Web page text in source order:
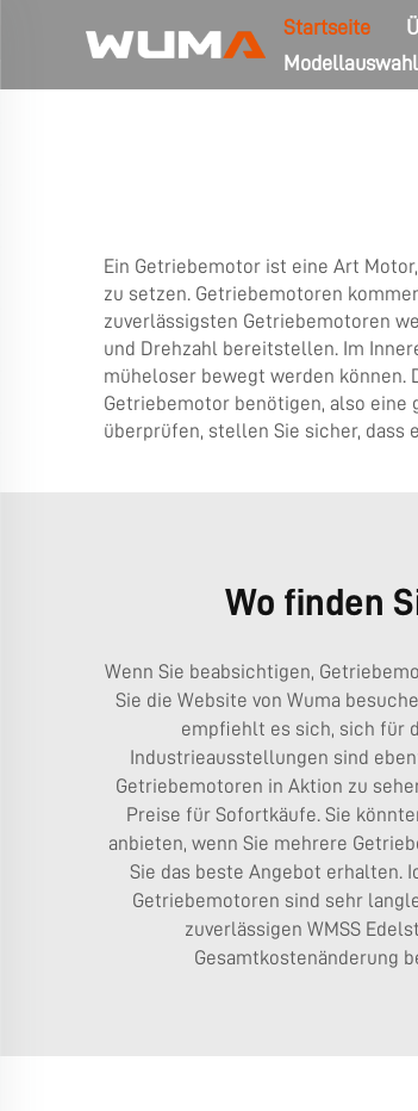
Startseite
Modellauswahl
Ein Getriebemotor ist eine Art
zu setzen. Getriebemotoren
zuverlässigsten Getriebemotoren
und Drehzahl bereitstellen. Im
müheloser bewegt werden können.
Getriebemotor benötigen, also eine
überprüfen, stellen Sie sicher, dass
Wo finden
Wenn Sie beabsichtigen,
Sie die Website von Wuma
empfiehlt es sich, sich für
Industrieausstellungen sind
Getriebemotoren in Aktion zu
Preise für Sofortkäufe. Sie
anbieten, wenn Sie mehrere
Sie das beste Angebot erhalten.
Getriebemotoren sind sehr
zuverlässigen WMSS
Gesamtkostenänderung